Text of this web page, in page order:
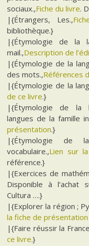
sociaux.,Fiche du livre.
|{Étrangers, Les.,
bibliothèque.}
|{Étymologie de la
mail.,Description de
|{Étymologie de la
des mots.,Références
|{Étymologie de la
de ce livre.}
|{Étymologie de la
langues de la famille
présentation.}
|{Étymologie de
vocabulaire.,Lien sur
référence.}
|{Exercices de
Disponible à l’achat
Cultura ….}
|{Explorer la région ;
la fiche de
|{Faire réussir la
ce livre.}